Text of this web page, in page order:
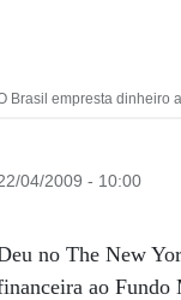
Brasil empresta dinheiro
04/2009 - 10:00
no The New
ao Fundo